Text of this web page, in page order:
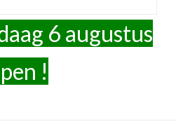
6 augustus
!